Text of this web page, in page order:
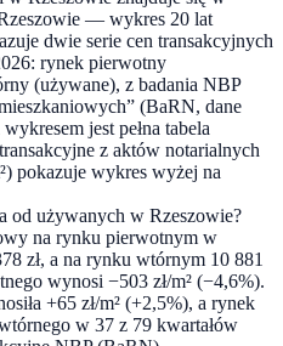
— wykres 20 lat
dwie serie cen transakcyjnych
rynek pierwotny
(używane), z badania NBP
(BaRN, dane
jest pełna tabela
z aktów notarialnych
pokazuje wykres wyżej na
od używanych w Rzeszowie?
na rynku pierwotnym w
zł, a na rynku wtórnym 10 881
wynosi −503 zł/m² (−4,6%).
+65 zł/m² (+2,5%), a rynek
w 37 z 79 kwartałów